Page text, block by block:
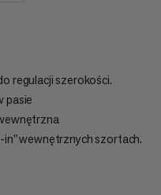
regulacji szerokości.
pasie
wewnętrznych szortach.